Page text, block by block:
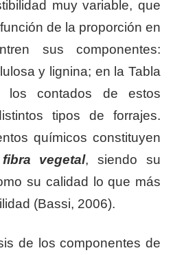
muy variable, que
de la proporción en
sus componentes:
y lignina; en la Tabla
los contados de estos
tipos de forrajes.
químicos constituyen
fibra vegetal, siendo su
su calidad lo que más
(Bassi, 2006).
de los componentes de